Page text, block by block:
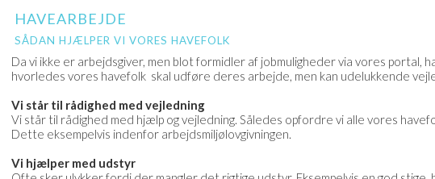
HAVEARBEJDE
SÅDAN HJÆLPER VI VORES HAVEFOLK
Da vi ikke er arbejdsgiver, men blot formidler af jobmuligheder via vores
hvorledes vores havefolk skal udføre deres arbejde, men kan udelukkende
Vi står til rådighed med vejledning
Vi står til rådighed med hjælp og vejledning. Således opfordre vi alle vores
Dette eksempelvis indenfor arbejdsmiljølovgivningen.
Vi hjælper med udstyr